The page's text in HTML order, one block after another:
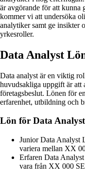
är avgörande för att kunna
kommer vi att undersöka
analytiker samt ge insikter
yrkesroller.
Data Analyst
Data analyst är en viktig
huvudsakliga uppgift är att
företagsbeslut. Lönen för
erfarenhet, utbildning och
Lön för Data Analyst
Junior Data Analyst
variera mellan XX
Erfaren Data
vara från XX 000